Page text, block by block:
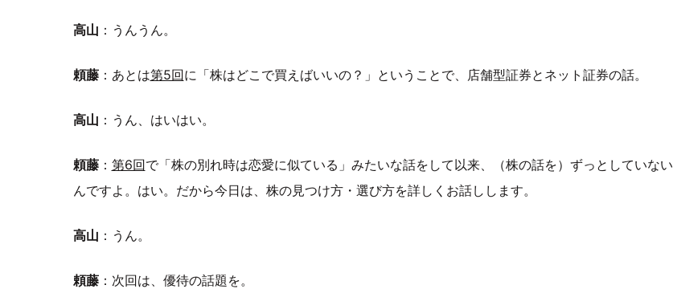
高山 ：うんうん。
頼藤：あとは第5回に「株はどこで買えばいいの？」ということで、店舗型証券とネット証券の話。
高山 ：うん、はいはい。
頼藤： 第6回で「株の別れ時は恋愛に似ている」みたいな話をして以来、（株の話を）ずっとしていない
んですよ。はい。だから今日は、株の見つけ方・選び方を詳しくお話しします。
高山 ：うん。
頼藤：次回は、優待の話題を。